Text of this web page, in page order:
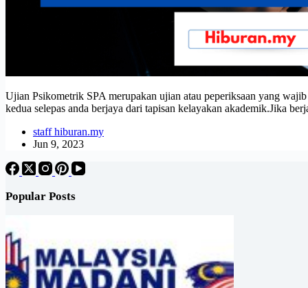
Ujian Psikometrik SPA merupakan ujian atau peperiksaan yang
kedua selepas anda berjaya dari tapisan kelayakan akademik.Jika
staff hiburan.my
Jun 9, 2023
Popular Posts